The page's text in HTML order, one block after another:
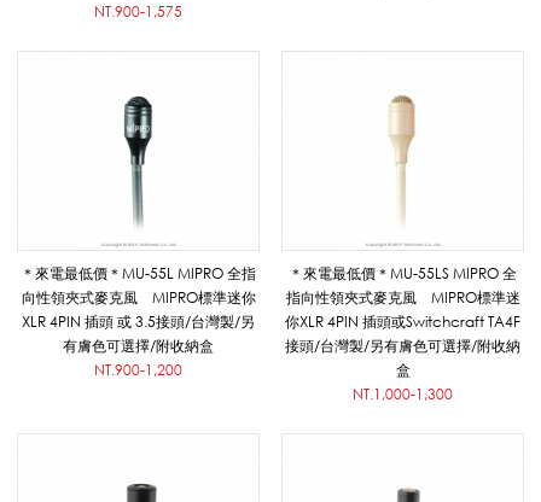
頭
麥
NT.900-1,575
＊來電最低價＊MU-55L MIPRO 全指
向性領夾式麥克風 MIPRO標準迷你
XLR 4PIN 插頭 或 3.5接頭/台灣製/另
有膚色可選擇/附收納盒
NT.900-1,200
＊來電最低價＊MU-55LS MIPRO 全
指向性領夾式麥克風 MIPRO標準迷
你XLR 4PIN 插頭或Switchcraft TA4F
接頭/台灣製/另有膚色可選擇/附收納
盒
NT.1,000-1,300